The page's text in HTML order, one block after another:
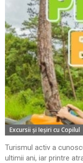
Excursii şi Ieşiri cu Copilul
Turismul activ a
ultimii ani, iar printre